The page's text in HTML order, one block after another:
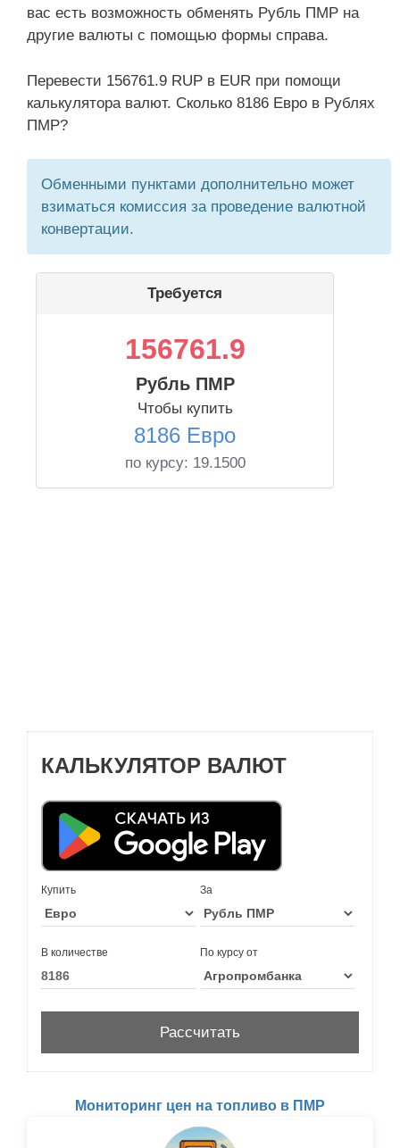
вас есть возможность обменять Рубль ПМР на
другие валюты с помощью формы справа.
Перевести 156761.9 RUP в EUR при помощи
калькулятора валют. Сколько 8186 Евро в Рублях
ПМР?
Обменными пунктами дополнительно может
взиматься комиссия за проведение валютной
конвертации.
Требуется
156761.9
Рубль ПМР
Чтобы купить
8186 Евро
по курсу: 19.1500
КАЛЬКУЛЯТОР ВАЛЮТ
Купить За
В количестве По курсу от
Мониторинг цен на топливо в ПМР